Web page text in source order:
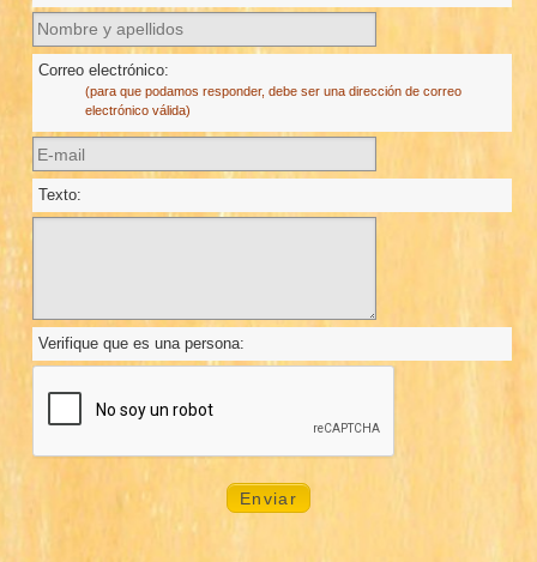
Correo electrónico:
(para que podamos responder, debe ser una dirección de correo
electrónico válida)
Texto:
Verifique que es una persona: